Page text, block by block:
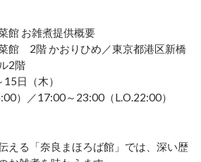
館 お雑煮提供概要
館 2階 かおりひめ／東京都港区新橋
2階
日（木）
）／17:00～23:00（L.O.22:00）
える「奈良まほろば館」では、深い歴